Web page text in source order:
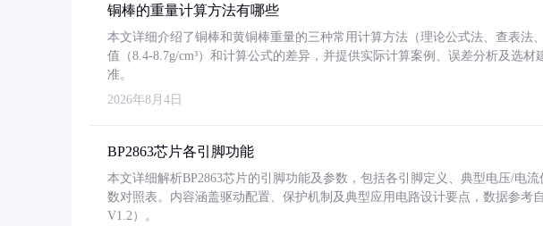
铜棒的重量计算方法有哪些
本文详细介绍了铜棒和黄铜棒重量的三种常用计算方法（理论公式法、查表法
值（8.4-8.7g/cm³）和计算公式的差异，并提供实际计算案例、误差分析及选材
准。
2026年8月4日
BP2863芯片各引脚功能
本文详细解析BP2863芯片的引脚功能及参数，包括各引脚定义、典型电压/电
数对照表。内容涵盖驱动配置、保护机制及典型应用电路设计要点，数据参考
V1.2）。